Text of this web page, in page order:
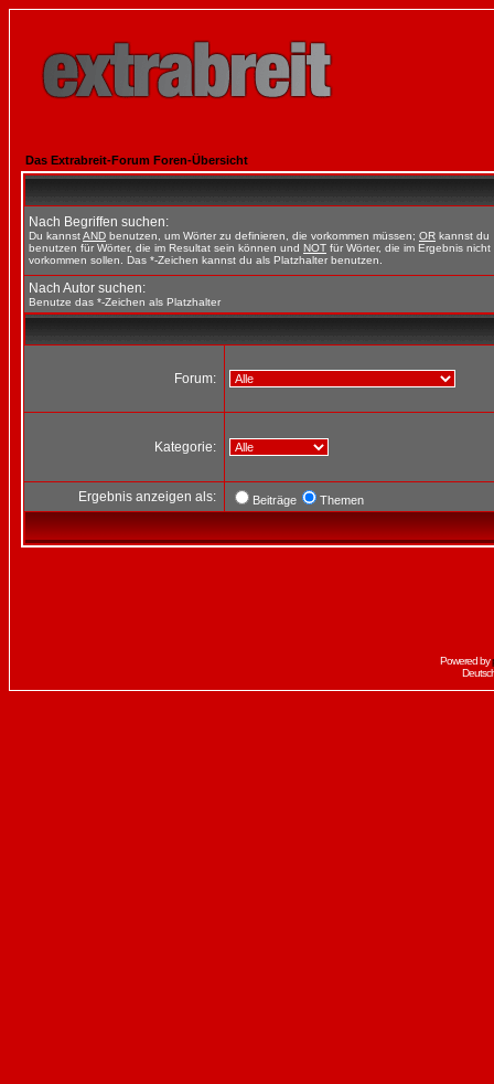
Das Extrabreit-Forum Foren-Übersicht
Nach Begriffen suchen:
Du kannstAND benutzen, um Wörter zu definieren, die vorkommen müssen; OR kannst du
benutzen für Wörter, die im Resultat sein können und NOT für Wörter, die im Ergebnis nicht
vorkommen sollen. Das *-Zeichen kannst du als Platzhalter benutzen.
Nach Autor suchen:
Benutze das *-Zeichen als Platzhalter
Forum:
Kategorie:
Ergebnis anzeigen als: Beiträge Themen
Powered by